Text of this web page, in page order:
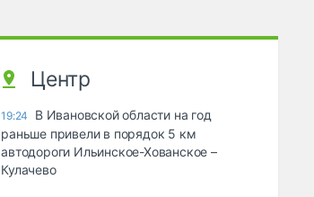
Центр
19:24
В Ивановской области на год
раньше привели в порядок 5 км
автодороги Ильинское-Хованское –
Кулачево